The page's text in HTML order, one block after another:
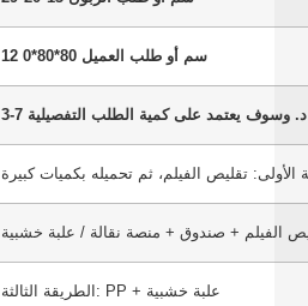
12 0*80*80 سم أو طلب العميل
الأولى: تقليص الفيلم، ثم تحميله بكميات كبيرة
الطريقة الثالثة: PP + علبة خشبية